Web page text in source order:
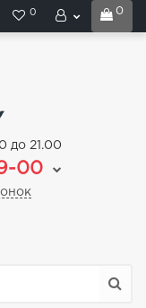
0
0
до 21.00
00